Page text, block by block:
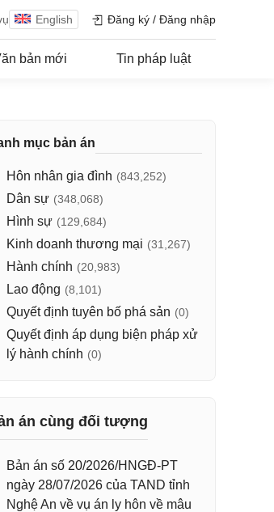
English Đăng ký / Đăng nhập
bản mới Tin pháp luật
mục bản án
Hôn nhân gia đình (843,252)
Dân sự (348,068)
Hình sự (129,684)
Kinh doanh thương mại (31,267)
Hành chính (20,983)
Lao động (8,101)
Quyết định tuyên bố phá sản (0)
Quyết định áp dụng biện pháp xử
lý hành chính (0)
án cùng đối tượng
Bản án số 20/2026/HNGĐ-PT
ngày 28/07/2026 của TAND tỉnh
Nghệ An về vụ án ly hôn về mâu